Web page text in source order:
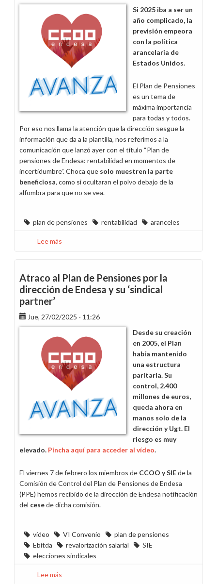
más
esenciales
que
nunca
Si 2025 iba a ser un
año complicado, la
previsión empeora
con la política
arancelaria de
Estados Unidos.
El Plan de Pensiones
es un tema de
máxima importancia
para todas y todos.
Por eso nos llama la atención que la dirección sesgue la
información que da a la plantilla, nos referimos a la
comunicación que lanzó ayer con el título “Plan de
pensiones de Endesa: rentabilidad en momentos de
incertidumbre”. Choca que solo muestren la parte
beneficiosa, como si ocultaran el polvo debajo de la
alfombra para que no se vea.
plan de pensiones rentabilidad aranceles
Lee más
del
Plan
de
cayó
un
4,66%
entre
2021
y
2024
Atraco al Plan de Pensiones por la
dirección de Endesa y su ‘sindical
partner’
Jue, 27/02/2025 - 11:26
Desde su creación
en 2005, el Plan
había mantenido
una estructura
paritaria. Su
control, 2.400
millones de euros,
queda ahora en
manos solo de la
dirección y Ugt. El
riesgo es muy
elevado. Pincha aquí para acceder al vídeo.
El viernes 7 de febrero los miembros de CCOO y SIEde la
Comisión de Control del Plan de Pensiones de Endesa
(PPE) hemos recibido de la dirección de Endesa notificación
del cesede dicha comisión.
vídeo VI Convenio
plan de pensiones
Ebitda
revalorización salarial
SIE
elecciones sindicales
Lee más